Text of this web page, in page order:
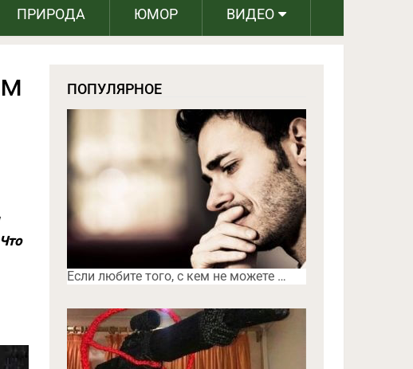
ПРИРОДА ЮМОР ВИДЕО
ПОПУЛЯРНОЕ
Если любите того, с кем не можете …